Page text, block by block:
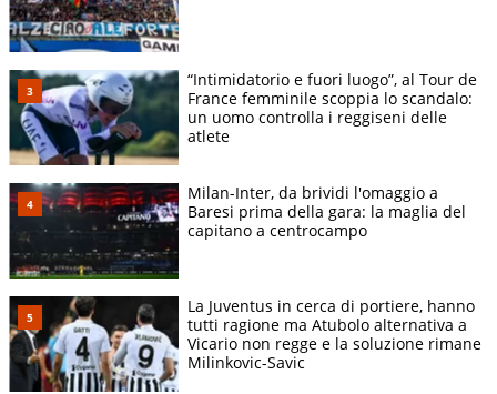
“Intimidatorio e fuori luogo”, al Tour de
France femminile scoppia lo scandalo:
un uomo controlla i reggiseni delle
atlete
Milan-Inter, da brividi l'omaggio a
Baresi prima della gara: la maglia del
capitano a centrocampo
La Juventus in cerca di portiere, hanno
tutti ragione ma Atubolo alternativa a
Vicario non regge e la soluzione rimane
Milinkovic-Savic